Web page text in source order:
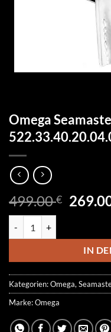
Omega
499.00€
IN
Kategorien:Omega,
Marke:Omega